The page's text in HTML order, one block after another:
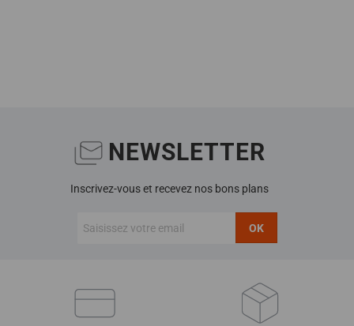
NEWSLETTER
Inscrivez-vous et recevez nos bons plans
OK